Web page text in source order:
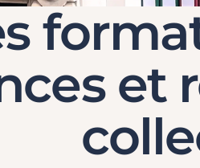
et